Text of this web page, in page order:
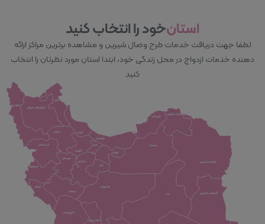
استانخود را انتخاب کنید
لطفا جهت دریافت خدمات طرح وصال شیرین و مشاهده برترین مراکز ارائه
دهنده خدمات ازدواج در محل زندگی خود، ابتدا استان مورد نظرتان را انتخاب
کنید
آذربایجان غربی
اردبیل
آذربایجان شرقی
همدان
زنجان
کردستان
مازندران
قزوین
گیلان
ایلام
لرستان
کرمانشاه قم
مرکزی
البرز
تهران
چهارمحال بختیاری
خوزستان
یزد
اصفهان
خراسان رضوی
گلستان
سمنان
خراسان شمالی
خراسان جنوبی